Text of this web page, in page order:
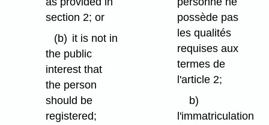
section 2; or
(b) it is not in
the public
interest that
the person
should be
registered;
possède pas
les qualités
requises aux
termes de
l'article 2;
b)
l'immatriculation